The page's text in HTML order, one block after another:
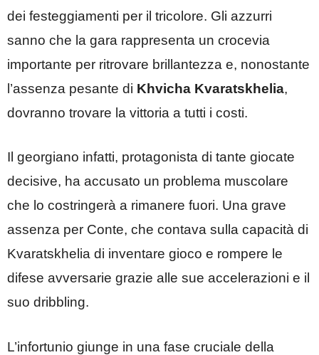
dei festeggiamenti per il tricolore. Gli azzurri
sanno che la gara rappresenta un crocevia
importante per ritrovare brillantezza e, nonostante
l’assenza pesante di Khvicha Kvaratskhelia,
dovranno trovare la vittoria a tutti i costi.
Il georgiano infatti, protagonista di tante giocate
decisive, ha accusato un problema muscolare
che lo costringerà a rimanere fuori. Una grave
assenza per Conte, che contava sulla capacità di
Kvaratskhelia di inventare gioco e rompere le
difese avversarie grazie alle sue accelerazioni e il
suo dribbling.
L’infortunio giunge in una fase cruciale della